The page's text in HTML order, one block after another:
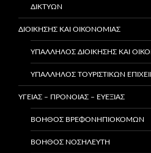
ΔΙΚΤΎΩΝ
ΔΙΟΙΚΗΣΗΣ ΚΑΙ ΟΙΚΟΝΟΜΙΑΣ
ΥΠΆΛΛΗΛΟΣ ΔΙΟΊΚΗΣΗΣ ΚΑΙ
ΥΠΑΛΛΗΛΟΣ ΤΟΥΡΙΣΤΙΚΩΝ
ΥΓΕΙΑΣ – ΠΡΟΝΟΙΑΣ – ΕΥΕΞΙΑΣ
ΒΟΗΘΌΣ ΒΡΕΦΟΝΗΠΙΟΚΌΜΩΝ
ΒΟΗΘΌΣ ΝΟΣΗΛΕΥΤΉ